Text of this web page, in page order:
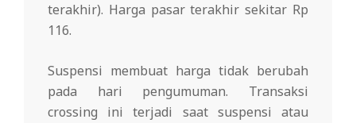
terakhir). Harga pasar terakhir sekitar Rp
116.
Suspensi membuat harga tidak berubah
pada hari pengumuman. Transaksi
crossing ini terjadi saat suspensi atau